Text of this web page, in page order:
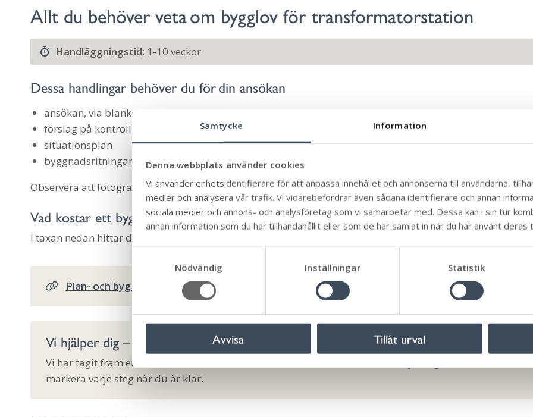
Samtycke Information
Denna webbplats använder cookies
Vi använder enhetsidentifierare för att anpassa innehållet och annonserna till användarna,
medier och analysera vår trafik. Vi vidarebefordrar även sådana identifierare och annan
sociala medier och annons- och analysföretag som vi samarbetar med. Dessa kan i sin tur
annan information som du har tillhandahållit eller som de har samlat in när du har använt deras
s
v
a
Nödvändig Inställningar Statistik
Avvisa Tillåt urval
Allt du behöver veta om bygglov för transformatorstation
Handläggningstid: 1-10 veckor
Dessa handlingar behöver du för din ansökan
ansökan, via blankett eller e-tjänst
förslag på kontrollplan
situationsplan
byggnadsritningar, som plan-, fasad- och sektionsritningar.
Observera att fotograferade handlingar eller ritningar på rutat- eller linjerat papper inte accepteras.
Vad kostar ett bygglov
I taxan nedan hittar du alla åtgärder och kan se vad avgiften blir.
Plan- och bygglovtaxa
Vi hjälper dig – följ checklistan
Vi har tagit fram en checklista för att underlätta ditt ärende. Du kan enkelt följa stegen i checklistan och
markera varje steg när du är klar.